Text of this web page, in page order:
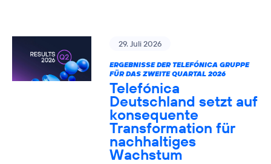
29. Juli 2026
ERGEBNISSE DER TELEFÓNICA GRUPPE
FÜR DAS ZWEITE QUARTAL 2026
Telefónica
Deutschland setzt auf
konsequente
Transformation für
nachhaltiges
Wachstum